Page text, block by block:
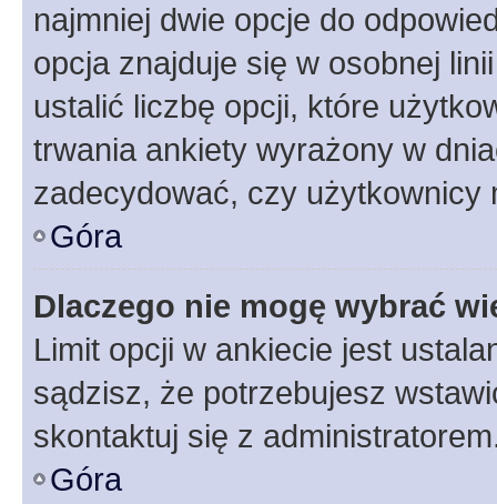
najmniej dwie opcje do
opcja znajduje się w osobnej
ustalić liczbę opcji, które
trwania ankiety wyrażony w
zadecydować, czy użytkownicy
Góra
Dlaczego nie mogę wybrać
Limit opcji w ankiecie jest
sądzisz, że potrzebujesz
skontaktuj się z
Góra